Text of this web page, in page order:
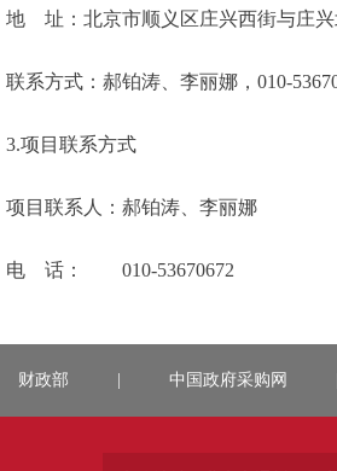
地 址：北京市顺义区庄兴西
联系方式：郝铂涛、李
3.项目联系方式
项目联系人：郝铂涛、李丽娜
电 话： 010-53670672
财政部 中国政府采购网